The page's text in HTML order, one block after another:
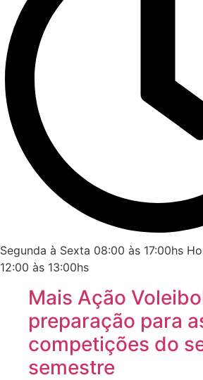
Segunda à Sexta 08:00 às 17:00hs
12:00 às 13:00hs
Mais Ação
preparação para
competições do
semestre